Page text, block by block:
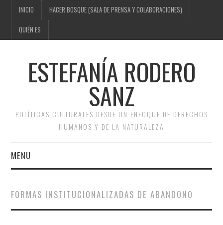
INICIO HACER BOSQUE (SALA DE PRENSA Y COLABORACIONES)
QUIÉN ES
ESTEFANÍA RODERO
SANZ
POLÍTICAS CULTURALES DESDE UN ENFOQUE DE DERECHOS
HUMANOS Y DE LA NATURALEZA
MENU
HACER BOSQUE (SALA DE
FORMAS INSTITUCIONALIZADAS DE ABANDONO